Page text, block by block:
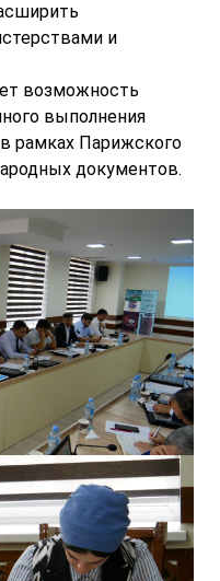
и
возможность
выполнения
рамках Парижского
документов.